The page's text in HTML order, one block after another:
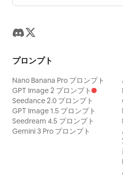
プロンプト
Nano Banana Pro プロンプト
GPT Image 2 プロンプト
Seedance 2.0 プロンプト
GPT Image 1.5 プロンプト
Seedream 4.5 プロンプト
Gemini 3 Pro プロンプト